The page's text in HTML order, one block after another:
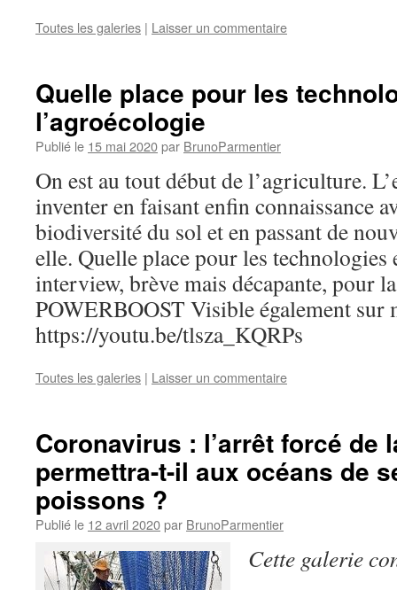
Toutes les galeries | Laisser un commentaire
Quelle place pour les
l’agroécologie
Publié le 15 mai 2020par BrunoParmentier
On est au tout début de l’agriculture.
inventer en faisant enfin connaissance
biodiversité du sol et en passant de
elle. Quelle place pour les technologies
interview, brève mais décapante, pour
POWERBOOST Visible également sur
https://youtu.be/tlsza_KQRPs
Toutes les galeries | Laisser un commentaire
Coronavirus : l’arrêt forcé de
permettra-t-il aux océans de
poissons ?
Publié le 12 avril 2020par BrunoParmentier
Cette galerie